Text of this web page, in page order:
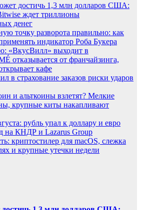
достичь 1,3 млн долларов США:
ждет триллионы
денег
точку разворота правильно: как
индикатор Роба Букера
«ВкусВилл» выходит в
отказывается от франчайзинга,
кафе
в страхование заказов риски ударов
и альткоины взлетят? Мелкие
крупные киты накапливают
рубль упал к доллару и евро
на КНДР и Lazarus Group
криптостилер для macOS, слежка
и крупные утечки недели